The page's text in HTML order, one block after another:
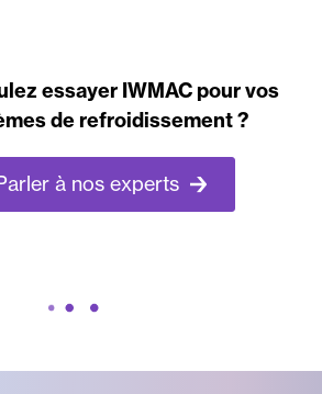
essayer IWMAC pour vos
de refroidissement ?
à nos experts